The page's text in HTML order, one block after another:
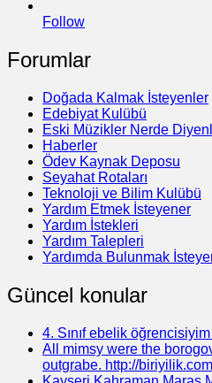
Follow
Forumlar
Doğada Kalmak İsteyenler
Edebiyat Kulübü
Eski Müzikler Nerde
Haberler
Ödev Kaynak Deposu
Seyahat Rotaları
Teknoloji ve Bilim Kulübü
Yardım Etmek İsteyener
Yardım İstekleri
Yardım Talepleri
Yardımda Bulunmak
Güncel konular
4. Sınıf ebelik
All mimsy were the
outgrabe. http://biriyilik.com